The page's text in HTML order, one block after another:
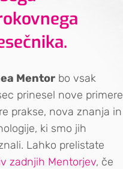
Mentor bo vsak
prinesel nove primere
prakse, nova znanja in
ki smo jih
Lahko prelistate
zadnjih Mentorjev, če